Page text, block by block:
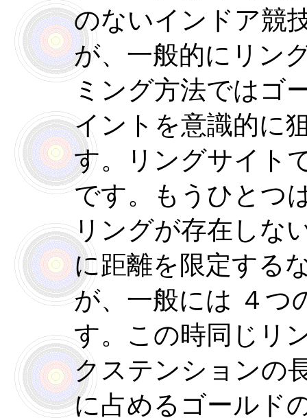
のないインドア競
が、一般的にリン
ミング方法ではゴ
イントを意識的に
す。リングサイト
です。もうひとつ
リングが存在しな
に距離を限定する
が、一般には ４つ
す。この時同じリ
クステンションの
に占めるゴールド